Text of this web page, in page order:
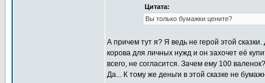
Цитата:
Вы только бумажки цените?
А причем тут я? Я ведь не герой этой
корова для личных нужд и он захочет её
всего, не согласится. Зачем ему 100 валенок?
Да... К тому же деньги в этой сказке не